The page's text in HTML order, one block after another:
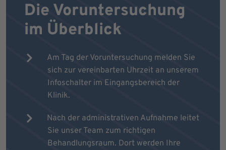
Die Voruntersuchung
im Überblick
Am Tag der Voruntersuchung melden Sie
sich zur vereinbarten Uhrzeit an unserem
Infoschalter im Eingangsbereich der
Klinik.
Nach der administrativen Aufnahme leitet
Sie unser Team zum richtigen
Behandlungsraum. Dort werden Ihre